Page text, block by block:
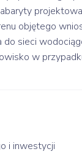
objętego
do sieci
w
i inwestycji